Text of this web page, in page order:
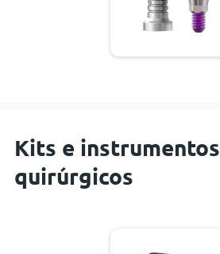
Kits e instrumentos
quirúrgicos